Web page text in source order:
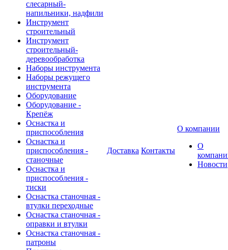
слесарный-
напильники, надфили
Инструмент
строительный
Инструмент
строительный-
деревообработка
Наборы инструмента
Наборы режущего
инструмента
Оборудование
Оборудование -
Крепёж
Оснастка и
приспособления
Оснастка и
приспособления -
станочные
Оснастка и
приспособления -
тиски
Оснастка станочная -
втулки переходные
Оснастка станочная -
оправки и втулки
Оснастка станочная -
патроны
Доставка Контакты
О компании
О
Новости